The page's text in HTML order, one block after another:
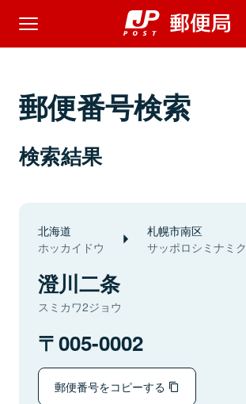
郵便番号検索
検索結果
北海道
ホッカイドウ
札幌市南区
サッポロシミナミク
澄川二条
スミカワ2ジョウ
005-0002
郵便番号をコピーする